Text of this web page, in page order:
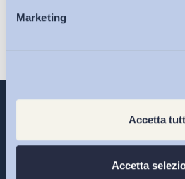
Marketing
Accetta
Accetta
Eventi